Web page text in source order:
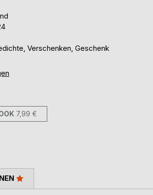
Verschenken, Geschenk
7,99 €